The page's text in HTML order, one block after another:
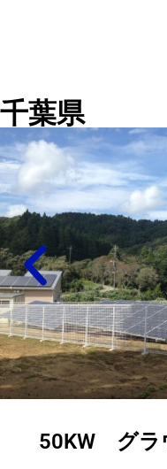
千葉県
50KW グラ